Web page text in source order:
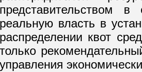
представительством
реальную власть в
распределении квот
только
управления